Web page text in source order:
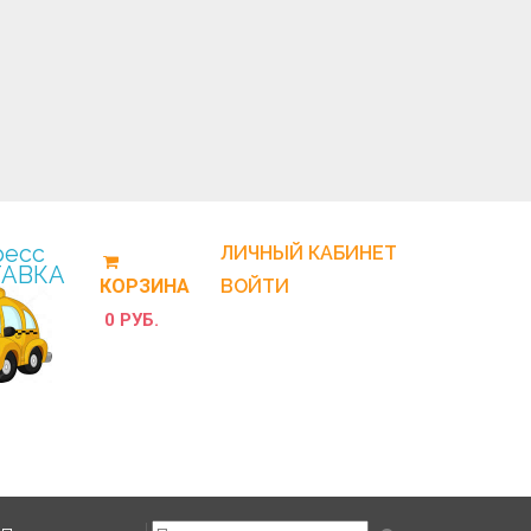
КОРЗИНА
0 РУБ.
ЛИЧНЫЙ КАБИНЕТ
ВОЙТИ